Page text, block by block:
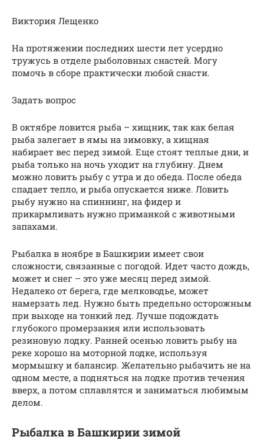
Виктория Лещенко
На протяжении последних шести лет усердно
тружусь в отделе рыболовных снастей. Могу
помочь в сборе практически любой снасти.
Задать вопрос
В октябре ловится рыба – хищник, так как белая
рыба залегает в ямы на зимовку, а хищная
набирает вес перед зимой. Еще стоят теплые дни, и
рыба только на ночь уходит на глубину. Днем
можно ловить рыбу с утра и до обеда. После обеда
спадает тепло, и рыба опускается ниже. Ловить
рыбу нужно на спиннинг, на фидер и
прикармливать нужно приманкой с животными
запахами.
Рыбалка в ноябре в Башкирии имеет свои
сложности, связанные с погодой. Идет часто дождь,
может и снег – это уже месяц перед зимой.
Недалеко от берега, где мелководье, может
намерзать лед. Нужно быть предельно осторожным
при выходе на тонкий лед. Лучше подождать
глубокого промерзания или использовать
резиновую лодку. Ранней осенью ловить рыбу на
реке хорошо на моторной лодке, используя
мормышку и балансир. Желательно рыбачить не на
одном месте, а подняться на лодке против течения
вверх, а потом сплавлятся и заниматься любимым
делом.
Рыбалка в Башкирии зимой